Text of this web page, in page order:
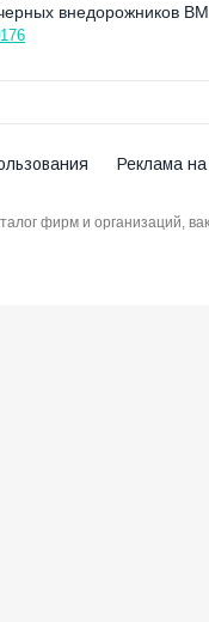
внедорожников
Реклама
фирм и организаций,